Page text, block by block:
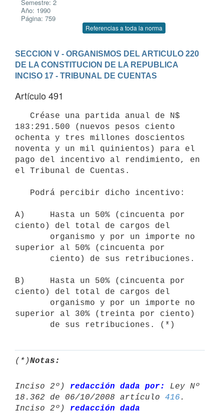
Semestre: 2
Año: 1990
Página: 759
Referencias a toda la norma
SECCION V - ORGANISMOS DEL ARTICULO 220
DE LA CONSTITUCION DE LA REPUBLICA
INCISO 17 - TRIBUNAL DE CUENTAS
Artículo 491
183:291.500 (nuevos pesos ciento
ochenta y tres millones doscientos
noventa y un mil quinientos) para el
pago del incentivo al rendimiento, en
el Tribunal de Cuentas.
A)     Hasta un 50% (cincuenta por
ciento) del total de cargos del
superior al 50% (cincuenta por
B)     Hasta un 50% (cincuenta por
ciento) del total de cargos del
superior al 30% (treinta por ciento)
(*)Notas:
Inciso 2º) redacción dada por:
Ley Nº
18.362 de 06/10/2008 artículo 416 .
Inciso 2º) redacción dada